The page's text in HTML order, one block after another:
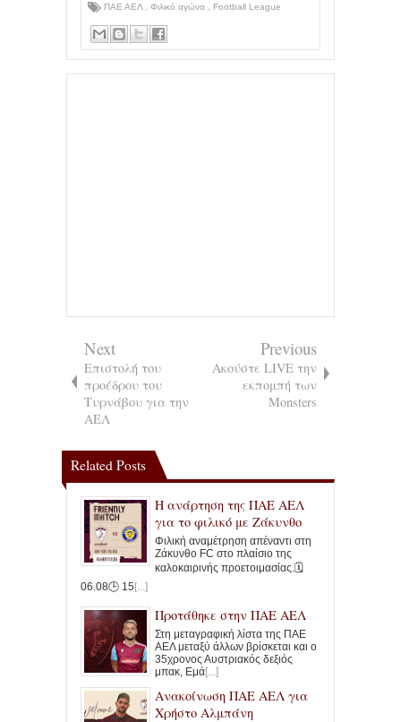
ΠΑΕ ΑΕΛ
Φιλικό αγώνα Football League
Next
Επιστολή του
προέδρου του
Τυρνάβου για την
ΑΕΛ
Previous
Ακούστε LIVE την
εκπομπή των
Monsters
Related Posts
Η ανάρτηση της ΠΑΕ ΑΕΛ
για το φιλικό με Ζάκυνθο
Φιλική αναμέτρηση απέναντι στη
Ζάκυνθο FC στο πλαίσιο της
καλοκαιρινής προετοιμασίας.🗓️
06.08🕒 15 [...]
Προτάθηκε στην ΠΑΕ ΑΕΛ
Στη μεταγραφική λίστα της ΠΑΕ
ΑΕΛ μεταξύ άλλων βρίσκεται και ο
35χρονος Αυστριακός δεξιός
μπακ, Εμά[...]
Ανακοίνωση ΠΑΕ ΑΕΛ για
Χρήστο Αλμπάνη